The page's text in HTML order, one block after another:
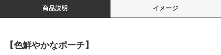
商品説明 イメージ
【色鮮やかなポーチ】